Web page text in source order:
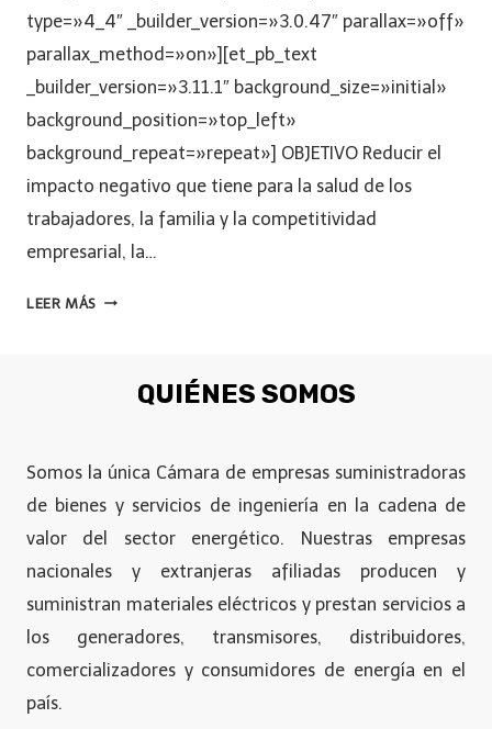
type=»4_4″ _builder_version=»3.0.47″ parallax=»off»
parallax_method=»on»][et_pb_text
_builder_version=»3.11.1″ background_size=»initial»
background_position=»top_left»
background_repeat=»repeat»] OBJETIVO Reducir el
impacto negativo que tiene para la salud de los
trabajadores, la familia y la competitividad
empresarial, la…
LEER MÁS
QUIÉNES SOMOS
Somos la única Cámara de empresas suministradoras
de bienes y servicios de ingeniería en la cadena de
valor del sector energético. Nuestras empresas
nacionales y extranjeras afiliadas producen y
suministran materiales eléctricos y prestan servicios a
los generadores, transmisores, distribuidores,
comercializadores y consumidores de energía en el
país.